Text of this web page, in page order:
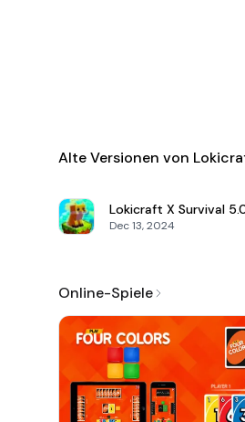
Alte Versionen von
Lokicraft X Survival
Dec 13, 2024
Online-Spiele